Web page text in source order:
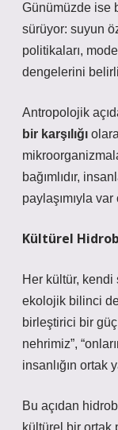
Günümüzde ise
sürüyor: suyun
politikaları,
dengelerini
Antropolojik
bir karşılığı
bağımlıdır,
paylaşımıyla
Kültürel
Her kültür, kendi
ekolojik bilinci de
birleştirici bir
nehrimiz”,
insanlığın ortak
Bu açıdan
kültürel bir ortak